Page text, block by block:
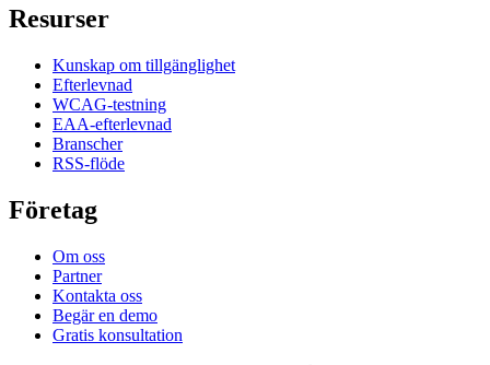
Resurser
Kunskap om tillgänglighet
Efterlevnad
WCAG-testning
EAA-efterlevnad
Branscher
RSS-flöde
Företag
Om oss
Partner
Kontakta oss
Begär en demo
Gratis konsultation